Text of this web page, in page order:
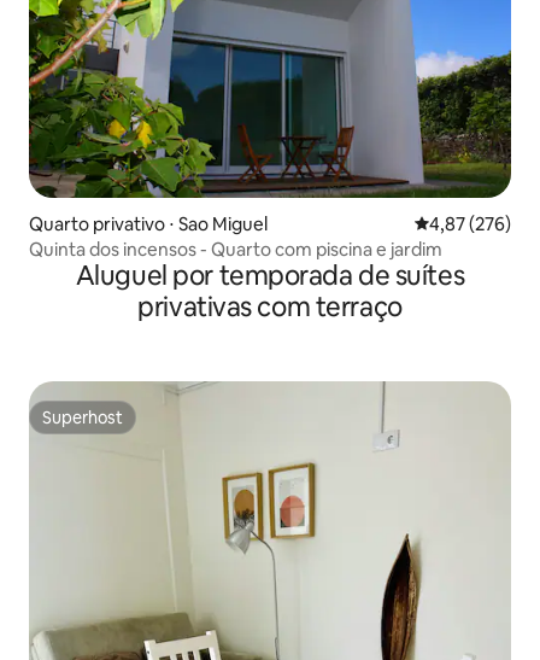
Quarto privativo ⋅ Sao Miguel 4,87 de uma
4,87 (276)
Quinta dos incensos - Quarto com piscina e jardim
Aluguel por temporada de suítes
privativas com terraço
Superhost
Superhost